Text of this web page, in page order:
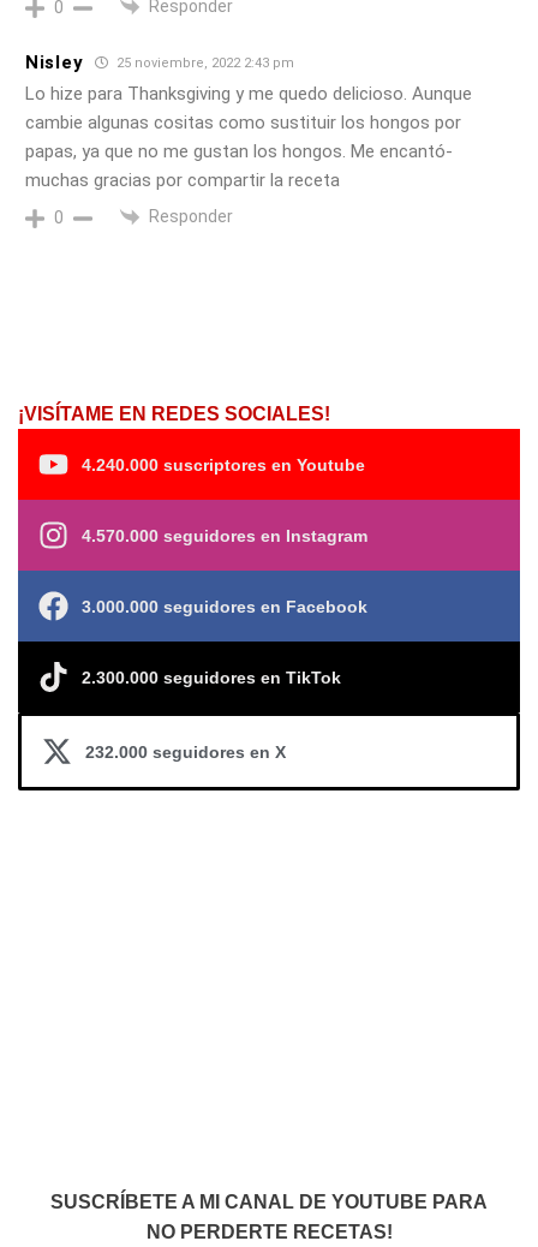
0 Responder
Nisley 25 noviembre, 2022 2:43 pm
Lo hize para Thanksgiving y me quedo delicioso. Aunque
cambie algunas cositas como sustituir los hongos por
papas, ya que no me gustan los hongos. Me encantó-
muchas gracias por compartir la receta
0 Responder
¡VISÍTAME EN REDES SOCIALES!
4.240.000 suscriptores en Youtube
4.570.000 seguidores en Instagram
3.000.000 seguidores en Facebook
2.300.000 seguidores en TikTok
232.000 seguidores en X
SUSCRÍBETE A MI CANAL DE YOUTUBE PARA
NO PERDERTE RECETAS!